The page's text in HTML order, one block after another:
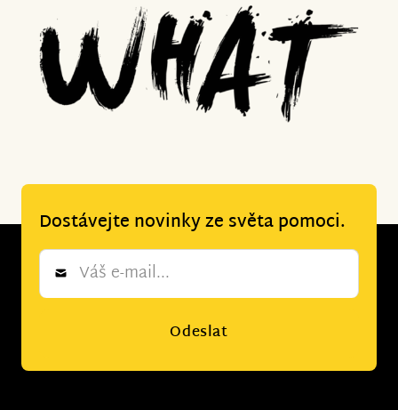
Dostávejte novinky ze světa pomoci.
Newsletter
Odeslat